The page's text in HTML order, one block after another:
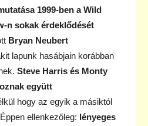
1999-ben a Wild
n sokak érdeklődését
Bryan Neubert
lapunk hasábjain korábban
Steve Harris és Monty
együtt
hogy az egyik a másiktól
ellenkezőleg: lényeges